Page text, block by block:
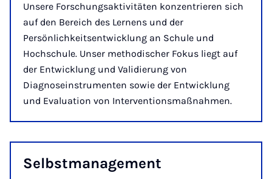
Unsere Forschungsaktivitäten konzentrieren sich
auf den Bereich des Lernens und der
Persönlichkeitsentwicklung an Schule und
Hochschule. Unser methodischer Fokus liegt auf
der Entwicklung und Validierung von
Diagnoseinstrumenten sowie der Entwicklung
und Evaluation von Interventionsmaßnahmen.
Selbst­ma­na­ge­ment